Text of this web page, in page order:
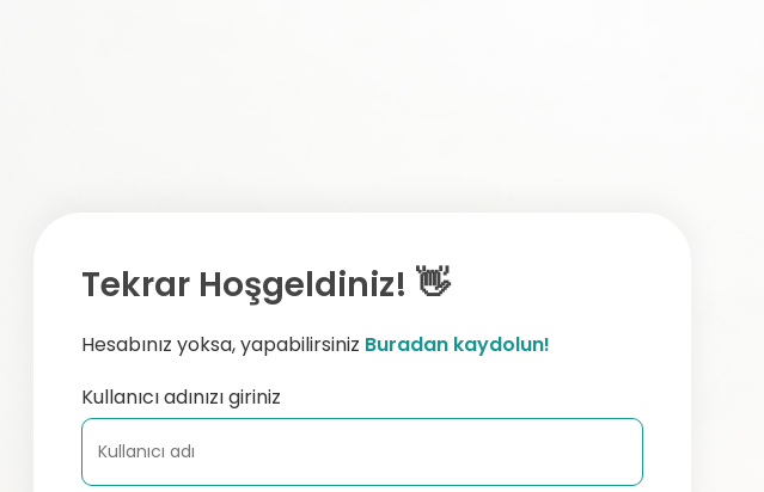
Tekrar Hoşgeldiniz! 👋
Hesabınız yoksa, yapabilirsiniz Buradan kaydolun!
Kullanıcı adınızı giriniz